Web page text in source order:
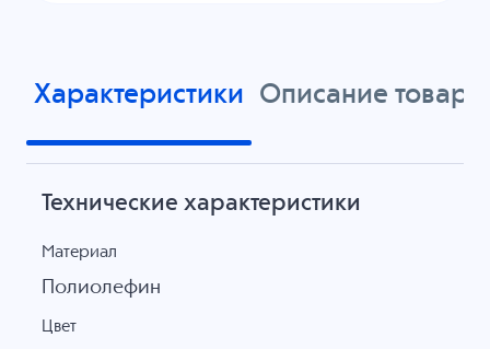
Характеристики Описание товара
Технические характеристики
Материал
Полиолефин
Цвет